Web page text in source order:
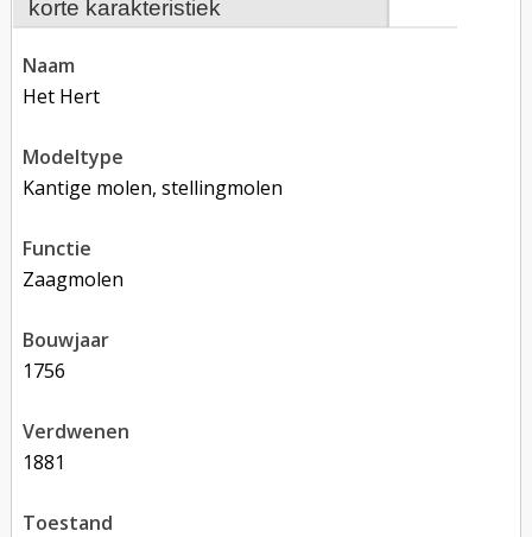
korte karakteristiek
naam
Het Hert
modeltype
Kantige molen, stellingmolen
functie
zaagmolen
bouwjaar
1756
verdwenen
1881
toestand